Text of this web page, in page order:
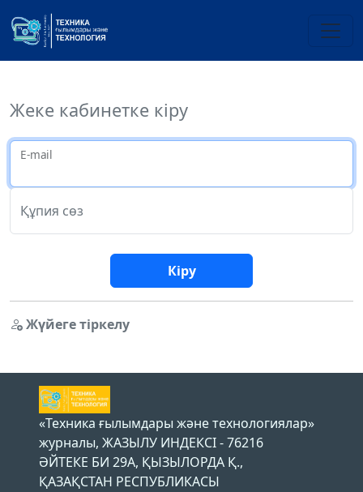
Жеке кабинетке кіру
E-mail
Құпия сөз
Кіру
Жүйеге тіркелу
«Техника ғылымдары және технологиялар»
журналы, ЖАЗЫЛУ ИНДЕКСІ - 76216
ӘЙТЕКЕ БИ 29А, ҚЫЗЫЛОРДА Қ.,
ҚАЗАҚСТАН РЕСПУБЛИКАСЫ